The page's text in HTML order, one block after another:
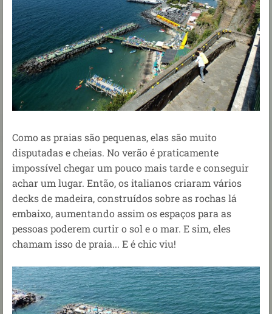
Como as praias são pequenas, elas são muito
disputadas e cheias. No verão é praticamente
impossível chegar um pouco mais tarde e conseguir
achar um lugar. Então, os italianos criaram vários
decks de madeira, construídos sobre as rochas lá
embaixo, aumentando assim os espaços para as
pessoas poderem curtir o sol e o mar. E sim, eles
chamam isso de praia... E é chic viu!